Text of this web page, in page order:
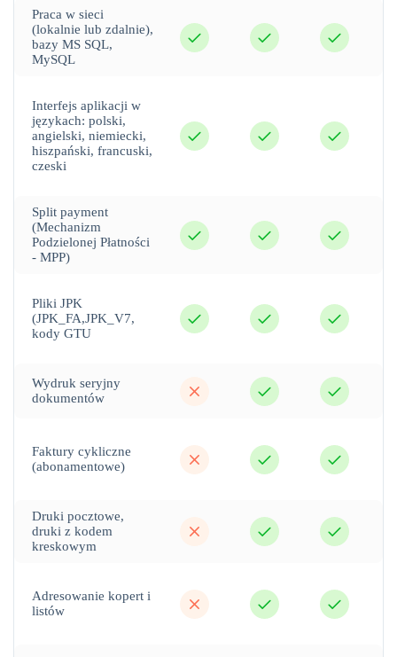
Praca w sieci
(lokalnie lub zdalnie),
bazy MS SQL,
MySQL
tak tak tak
Interfejs aplikacji w
językach: polski,
angielski, niemiecki,
hiszpański, francuski,
czeski
tak tak tak
Split payment
(Mechanizm
Podzielonej Płatności
- MPP)
tak tak tak
Pliki JPK
(JPK_FA,JPK_V7,
kody GTU
tak tak tak
Wydruk seryjny
dokumentów
tak tak
Faktury cykliczne
(abonamentowe)
tak tak
Druki pocztowe,
druki z kodem
kreskowym
tak tak
Adresowanie kopert i
listów
tak tak